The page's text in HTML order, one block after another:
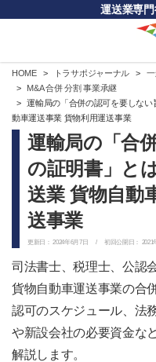
運送業専
HOME トラサポジャーナル
M&A 合併 分割 事業承継
運輸局の「合併の認可を要しない
動車運送事業 貨物利用運送事業
運輸局の「合
の証明書」と
送業 貨物自動
送事業
更新日：2024年6月7日 / 初回公開日： 2021
司法書士、税理士、公認
貨物自動車運送事業の合
認可のスケジュール、法
や新設会社の必要資金な
解説します。